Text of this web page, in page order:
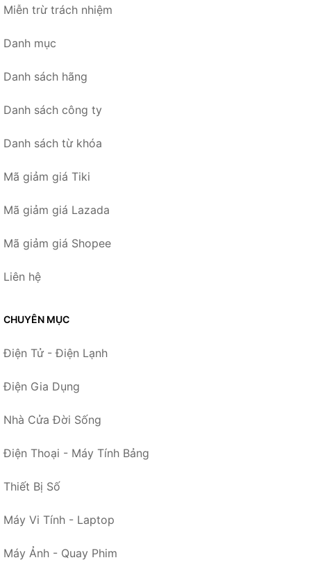
Miễn trừ trách nhiệm
Danh mục
Danh sách hãng
Danh sách công ty
Danh sách từ khóa
Mã giảm giá Tiki
Mã giảm giá Lazada
Mã giảm giá Shopee
Liên hệ
CHUYÊN MỤC
Điện Tử - Điện Lạnh
Điện Gia Dụng
Nhà Cửa Đời Sống
Điện Thoại - Máy Tính Bảng
Thiết Bị Số
Máy Vi Tính - Laptop
Máy Ảnh - Quay Phim